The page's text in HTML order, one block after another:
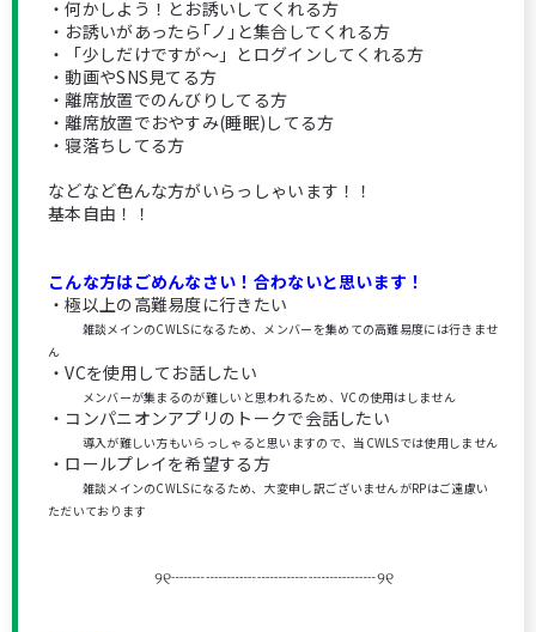
・何かしよう！とお誘いしてくれる方
・お誘いがあったら｢ノ｣と集合してくれる方
・「少しだけですが～」とログインしてくれる方
・動画やSNS見てる方
・離席放置でのんびりしてる方
・離席放置でおやすみ(睡眠)してる方
・寝落ちしてる方
などなど色んな方がいらっしゃいます！！
基本自由！！
こんな方はごめんなさい！合わないと思います！
・極以上の高難易度に行きたい
雑談メインのCWLSになるため、メンバーを集めての高難易度には行きませ
ん
・VCを使用してお話したい
メンバーが集まるのが難しいと思われるため、VCの使用はしません
・コンパニオンアプリのトークで会話したい
導入が難しい方もいらっしゃると思いますので、当CWLSでは使用しません
・ロールプレイを希望する方
雑談メインのCWLSになるため、大変申し訳ございませんがRPはご遠慮い
ただいております
୨୧┈┈┈┈┈┈┈┈┈┈┈┈୨୧